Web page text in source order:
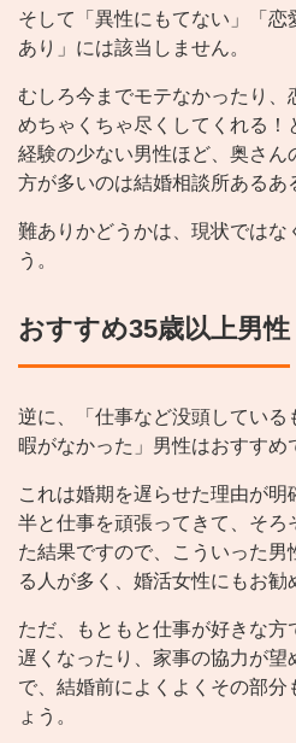
そして「異性にもてない」「
あり」には該当しません。
むしろ今までモテなかったり、
めちゃくちゃ尽くしてくれる！
経験の少ない男性ほど、奥さん
方が多いのは結婚相談所あるあ
難ありかどうかは、現状ではな
う。
おすすめ35歳以上男性
逆に、「仕事など没頭している
暇がなかった」男性はおすすめ
これは婚期を遅らせた理由が
半と仕事を頑張ってきて、そろ
た結果ですので、こういった
る人が多く、婚活女性にもお勧
ただ、もともと仕事が好きな
遅くなったり、家事の協力が
で、結婚前によくよくその部分
ょう。